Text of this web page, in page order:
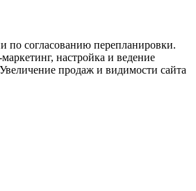
по согласованию перепланировки.
настройка и ведение
продаж и видимости сайта